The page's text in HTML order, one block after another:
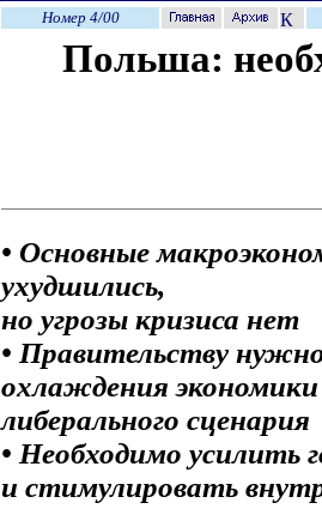
Номер 4/00
Польша:
• Основные
ухудшились,
но угрозы кризиса нет
• Правительству
охлаждения экономики
либерального сценария
• Необходимо усилить
и стимулировать